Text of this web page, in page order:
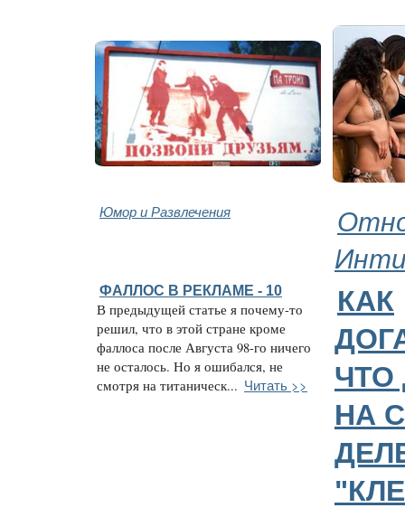
Юмор и Развлечения
ФАЛЛОС В РЕКЛАМЕ - 10
В предыдущей статье я почему-то
решил, что в этой стране кроме
фаллоса после Августа 98-го ничего
не осталось. Но я ошибался, не
смотря на титаническ... Читать >>
КАК
ЧТО
НА